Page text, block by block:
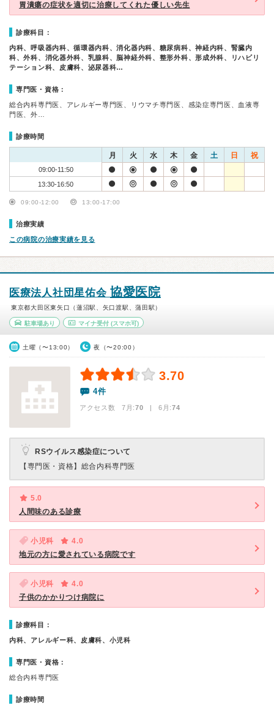
胃潰瘍の症状を適切に治療してくれた優しい先生
診療科目：
内科、呼吸器内科、循環器内科、消化器内科、糖尿病科、神経内科、腎臓内
科、外科、消化器外科、乳腺科、脳神経外科、整形外科、形成外科、リハビリ
テーション科、皮膚科、泌尿器科…
専門医・資格：
総合内科専門医、アレルギー専門医、リウマチ専門医、感染症専門医、血液専
門医、外…
診療時間
月 火 水 木 金 土 日 祝
09:00-11:50
13:30-16:50
09:00-12:00 13:00-17:00
治療実績
この病院の治療実績を見る
医療法人社団星佑会 協愛医院
東京都大田区東矢口（蓮沼駅、矢口渡駅、蒲田駅）
駐車場あり マイナ受付(スマホ可)
土曜（〜13:00） 夜（〜20:00）
3.70
4件
アクセス数 7月:70 | 6月:74
RSウイルス感染症について
【専門医・資格】 総合内科専門医
5.0
人間味のある診療
小児科
4.0
地元の方に愛されている病院です
小児科
4.0
子供のかかりつけ病院に
診療科目：
内科、アレルギー科、皮膚科、小児科
専門医・資格：
総合内科専門医
診療時間